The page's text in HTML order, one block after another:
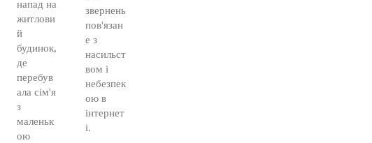
напад на
житлови
й
будинок,
де
перебув
ала сім'я
з
маленьк
ою
звернень
пов'язан
е з
насильст
вом і
небезпек
ою в
інтернет
і.